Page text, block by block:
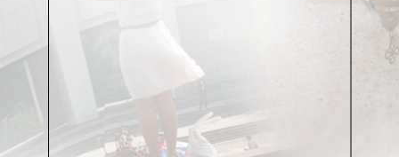
немецких клинкерных кирпичей впечатляющее
здание EKA – акционерного общества
«Эстонское страхование», сейчас здесь
располагается мэрия Таллинна. Из-за своих семи
этажей оно считалось чуть ли не небоскребом!